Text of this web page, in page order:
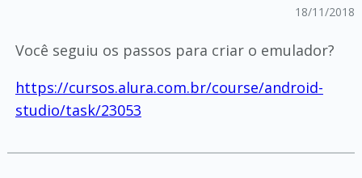
18/11/2018
Você seguiu os passos para criar o emulador?
https://cursos.alura.com.br/course/android-
studio/task/23053